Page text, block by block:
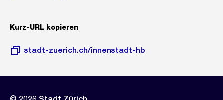
Kurz-URL kopieren
stadt-zuerich.ch/innenstadt-hb